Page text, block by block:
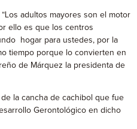
“Los adultos mayores son el motor
ello es que los centros
hogar para ustedes, por la
tiempo porque lo convierten en
de Márquez la presidenta de
la cancha de cachibol que fue
Gerontológico en dicho